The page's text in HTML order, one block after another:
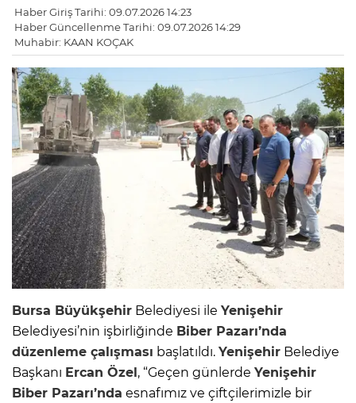
Haber Giriş Tarihi: 09.07.2026 14:23
Haber Güncellenme Tarihi: 09.07.2026 14:29
Muhabir: KAAN KOÇAK
Bursa Büyükşehir Belediyesi ile Yenişehir
Belediyesi’nin işbirliğinde Biber Pazarı’nda
düzenleme çalışması başlatıldı. Yenişehir Belediye
Başkanı Ercan Özel, “Geçen günlerde Yenişehir
Biber Pazarı’nda esnafımız ve çiftçilerimizle bir